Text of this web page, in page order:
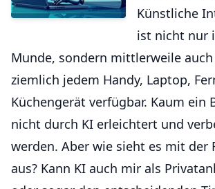
Künstliche
ist nicht nur
Munde, sondern mittlerweile
ziemlich jedem Handy, Laptop,
Küchengerät verfügbar. Kaum ein
nicht durch KI erleichtert und
werden. Aber wie sieht es mit der
aus? Kann KI auch mir als